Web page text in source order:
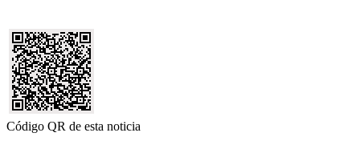
Código QR de esta noticia